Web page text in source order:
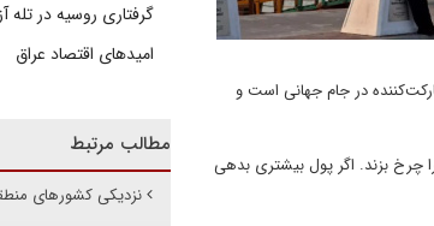
در جام جهانی است و
چرخ بزند. اگر پول بیشتری بدهی
گرفتاری روسیه در تله
امیدهای اقتصاد عراق
مطالب مرتبط
نزدیکی کشورهای